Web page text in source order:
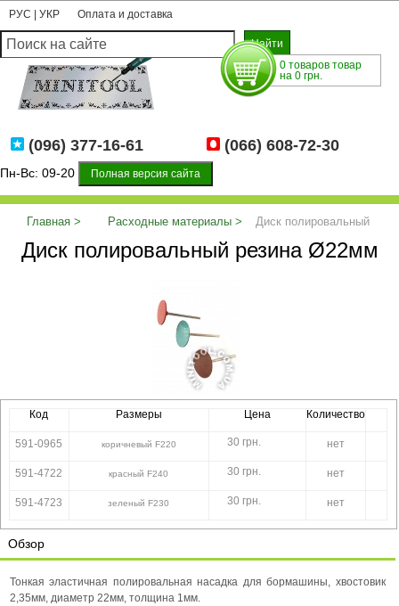
РУС УКР Оплата и доставка
0 товаров товар
на 0 грн.
(096) 377-16-61 (066) 608-72-30
Пн-Вс: 09-20 Полная версия сайта
Главная Расходные материалы
Диск полировальный
резина Ø22мм
Диск полировальный резина Ø22мм
Код Размеры Цена Количество
591-0965 коричневый F220 30 грн. нет
591-4722 красный F240 30 грн. нет
591-4723 зеленый F230 30 грн. нет
Обзор
Тонкая эластичная полировальная насадка для бормашины, хвостовик
2,35мм, диаметр 22мм, толщина 1мм.